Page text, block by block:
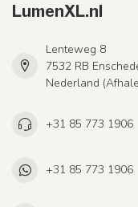
LumenXL.nl
Lenteweg 8
7532 RB
Nederland
+31 85 773 1906
+31 85 773 1906